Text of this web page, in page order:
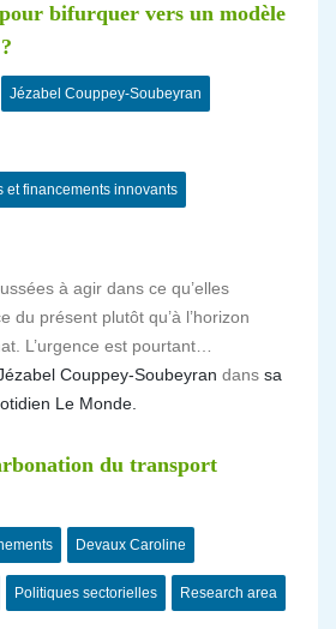
bifurquer vers un modèle
Jézabel Couppey-Soubeyran
et financements innovants
à agir dans ce qu’elles
du présent plutôt qu’à l’horizon
L’urgence est pourtant…
Couppey-Soubeyran dans sa
Le Monde.
du transport
Devaux Caroline
Politiques sectorielles Research area